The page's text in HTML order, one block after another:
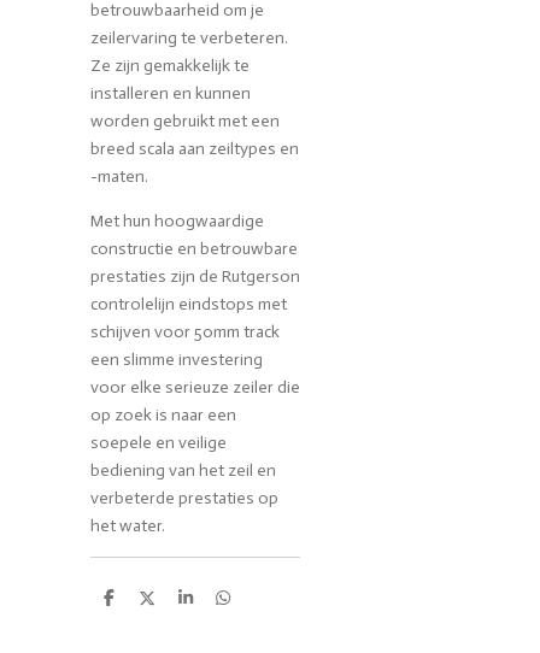
betrouwbaarheid om je
zeilervaring te verbeteren.
Ze zijn gemakkelijk te
installeren en kunnen
worden gebruikt met een
breed scala aan zeiltypes en
-maten.
Met hun hoogwaardige
constructie en betrouwbare
prestaties zijn de Rutgerson
controlelijn eindstops met
schijven voor 50mm track
een slimme investering
voor elke serieuze zeiler die
op zoek is naar een
soepele en veilige
bediening van het zeil en
verbeterde prestaties op
het water.
D
D
S
D